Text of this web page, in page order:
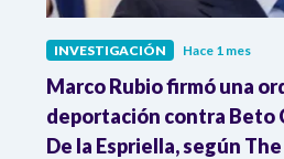
INVESTIGACIÓN Hace 1 mes
Marco Rubio firmó una
deportación contra Beto
De la Espriella, según